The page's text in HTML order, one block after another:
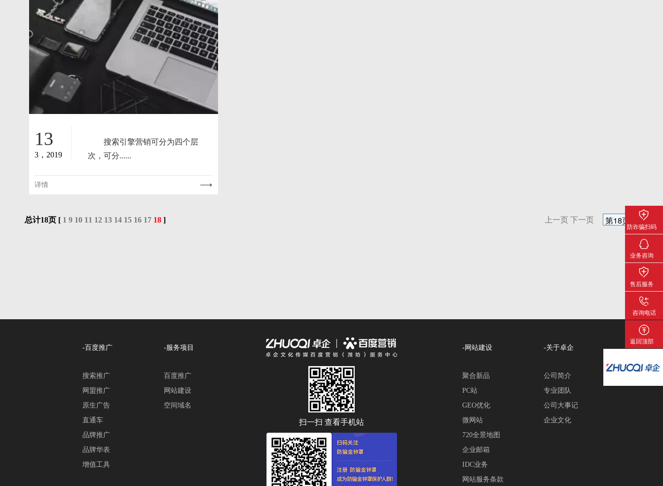
防诈骗扫码
关注下载
业务咨询
售后服务
咨询电话
返回顶部
13
3，2019
搜索引擎营销可分为四个层
次，可分......
详情
总计18页 [ 1 9 10 11 12 13 14 15 16 17 18 ] 上一页 下一页
-百度推广
搜索推广
网盟推广
原生广告
直通车
品牌推广
品牌华表
增值工具
-服务项目
百度推广
网站建设
空间域名
扫一扫 查看手机站
-网站建设
聚合新品
PC站
GEO优化
微网站
720全景地图
企业邮箱
IDC业务
网站服务条款
-关于卓企
公司简介
专业团队
公司大事记
企业文化